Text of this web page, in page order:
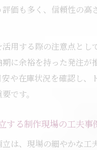
価も多く、信頼性の高
用する際の注意点とし
に余裕を持った発注が
や在庫状況を確認し、
です。
する制作現場の工夫事
は、現場の細やかな工